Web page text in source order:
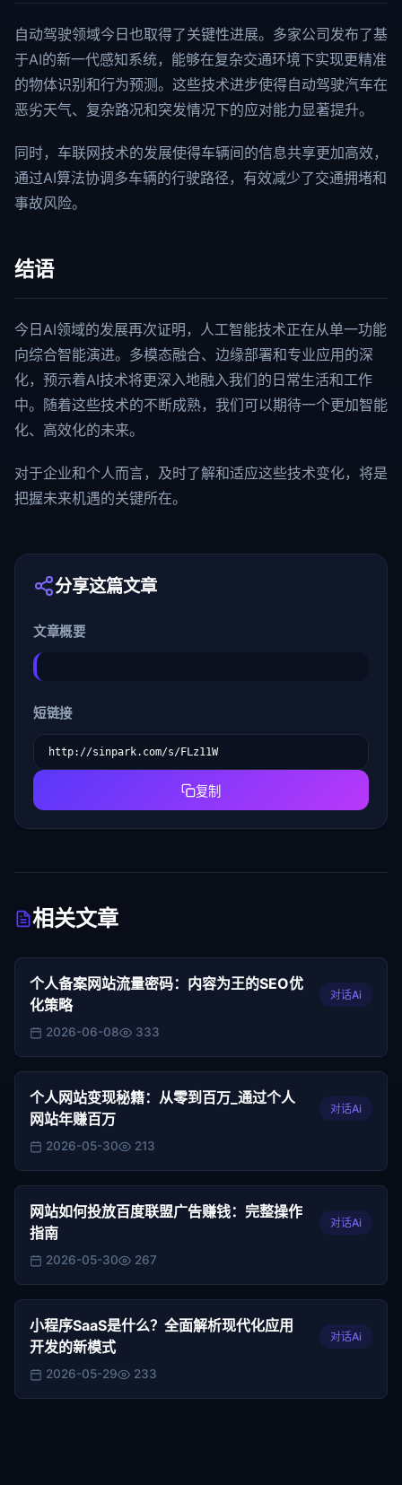
自动驾驶领域今日也取得了关键性进展。多家公司发布了基
于AI的新一代感知系统，能够在复杂交通环境下实现更精准
的物体识别和行为预测。这些技术进步使得自动驾驶汽车在
恶劣天气、复杂路况和突发情况下的应对能力显著提升。
同时，车联网技术的发展使得车辆间的信息共享更加高效，
通过AI算法协调多车辆的行驶路径，有效减少了交通拥堵和
事故风险。
结语
今日AI领域的发展再次证明，人工智能技术正在从单一功能
向综合智能演进。多模态融合、边缘部署和专业应用的深
化，预示着AI技术将更深入地融入我们的日常生活和工作
中。随着这些技术的不断成熟，我们可以期待一个更加智能
化、高效化的未来。
对于企业和个人而言，及时了解和适应这些技术变化，将是
把握未来机遇的关键所在。
分享这篇文章
文章概要
短链接
复制
相关文章
个人备案网站流量密码：内容为王的SEO优
化策略
对话Ai
2026-06-08 333
个人网站变现秘籍：从零到百万_通过个人
网站年赚百万
对话Ai
2026-05-30 213
网站如何投放百度联盟广告赚钱：完整操作
指南
对话Ai
2026-05-30 267
小程序SaaS是什么？全面解析现代化应用
开发的新模式
对话Ai
2026-05-29 233